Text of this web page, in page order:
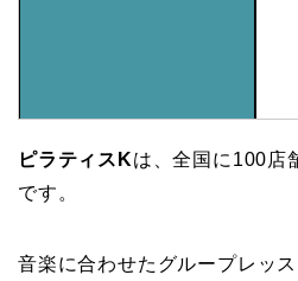
ピラティスKは、全国に100店
です。
音楽に合わせたグループレッ